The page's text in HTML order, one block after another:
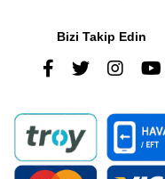
Bizi Takip Edin